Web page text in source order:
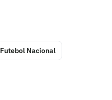
Futebol Nacional